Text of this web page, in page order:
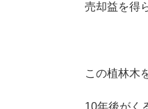
売却益を得
この植林木
10年後がく